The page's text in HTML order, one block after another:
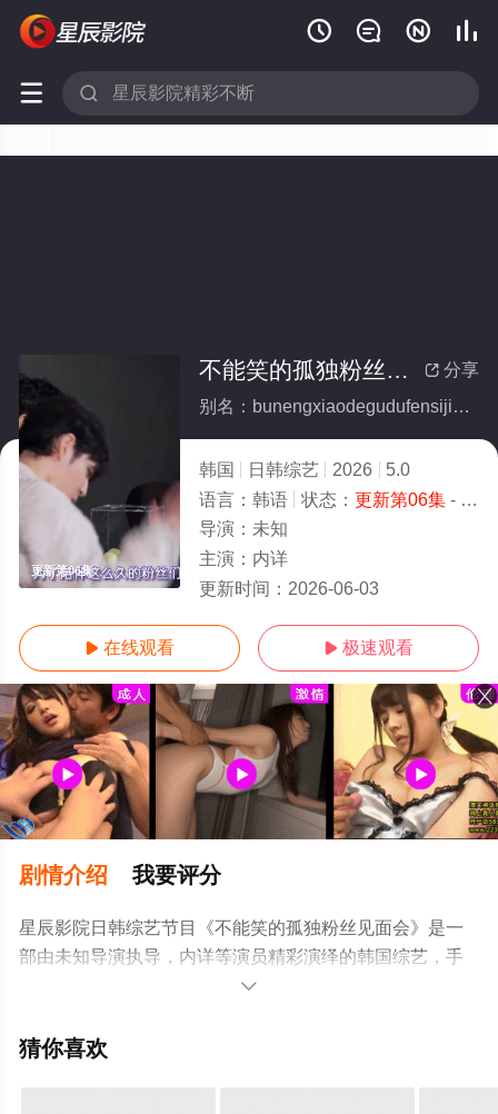
   
 
更新第06集
 分享
不能笑的孤独粉丝见面会
别名：bunengxiaodegudufensijianmianhui
韩国 日韩综艺 2026
5.0
语言： 韩语 状态： 更新第06集- 免费在线观看
导演： 未知
主演： 内详
更新时间： 2026-06-03
 在线观看  极速观看
剧情介绍 我要评分
星辰影院日韩综艺节目《不能笑的孤独粉丝见面会》是一
部由未知导演执导，内详等演员精彩演绎的韩国综艺，手
机免费观看高清未删减完整版综艺全集就上星辰电影网，
了解。

猜你喜欢